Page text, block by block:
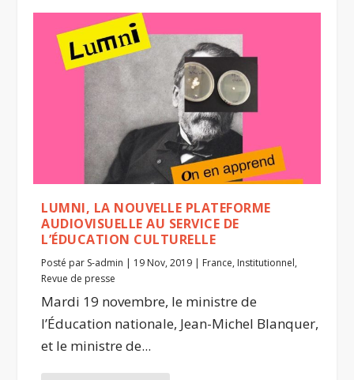
LUMNI, LA NOUVELLE PLATEFORME
AUDIOVISUELLE AU SERVICE DE
L’ÉDUCATION CULTURELLE
Posté par S-admin | 19 Nov, 2019 | France, Institutionnel,
Revue de presse
Mardi 19 novembre, le ministre de
l’Éducation nationale, Jean-Michel Blanquer,
et le ministre de...